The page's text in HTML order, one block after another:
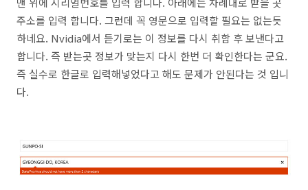
주소를 입력 합니다. 그런데 꼭 영문으로 입력할 필요는 없는듯
하네요. Nvidia에서 듣기로는 이 정보를 다시 취합 후 보낸다고
합니다. 즉 받는곳 정보가 맞는지 다시 한번 더 확인한다는 군요.
즉 실수로 한글로 입력해넣었다고 해도 문제가 안된다는 것 입니
다.